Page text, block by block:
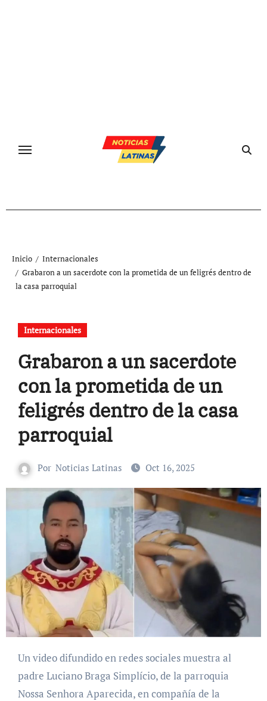
Inicio
Internacionales
Grabaron a un sacerdote con la prometida de un feligrés dentro de
la casa parroquial
Internacionales
Grabaron a un sacerdote
con la prometida de un
feligrés dentro de la casa
parroquial
Por Noticias Latinas Oct 16, 2025
Un video difundido en redes sociales muestra al
padre Luciano Braga Simplício, de la parroquia
Nossa Senhora Aparecida, en compañía de la